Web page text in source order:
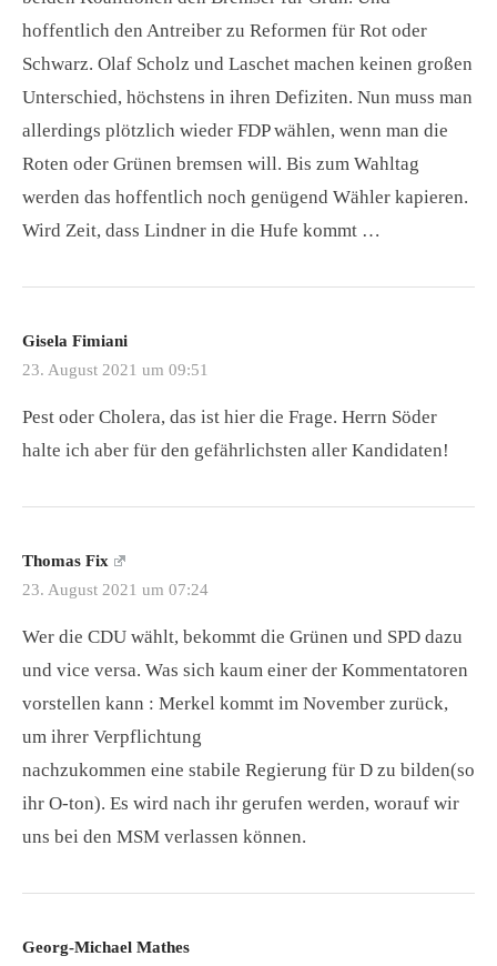
hoffentlich den Antreiber zu Reformen für Rot oder
Schwarz. Olaf Scholz und Laschet machen keinen großen
Unterschied, höchstens in ihren Defiziten. Nun muss man
allerdings plötzlich wieder FDP wählen, wenn man die
Roten oder Grünen bremsen will. Bis zum Wahltag
werden das hoffentlich noch genügend Wähler kapieren.
Wird Zeit, dass Lindner in die Hufe kommt …
Gisela Fimiani
23. August 2021 um 09:51
Pest oder Cholera, das ist hier die Frage. Herrn Söder
halte ich aber für den gefährlichsten aller Kandidaten!
Thomas Fix
23. August 2021 um 07:24
Wer die CDU wählt, bekommt die Grünen und SPD dazu
und vice versa. Was sich kaum einer der Kommentatoren
vorstellen kann : Merkel kommt im November zurück,
um ihrer Verpflichtung
nachzukommen eine stabile Regierung für D zu bilden(so
ihr O-ton). Es wird nach ihr gerufen werden, worauf wir
uns bei den MSM verlassen können.
Georg-Michael Mathes